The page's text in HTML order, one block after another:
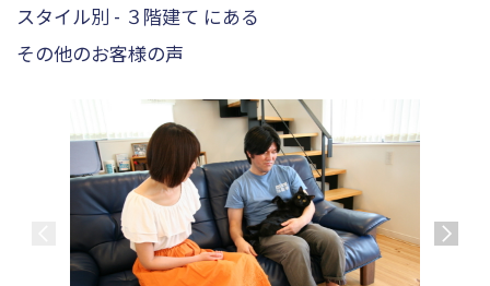
スタイル別 - ３階建て にある
その他のお客様の声